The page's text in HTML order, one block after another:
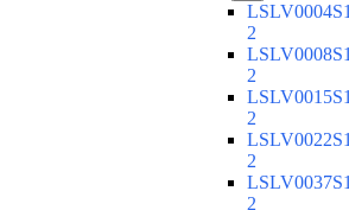
2
2
2
2
2